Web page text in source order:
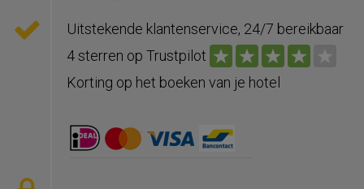
Uitstekende klantenservice, 24/7 bereikbaar
4 sterren op Trustpilot
Korting op het boeken van je hotel